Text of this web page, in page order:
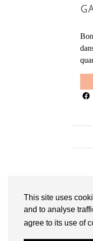
This site uses
and to analyse
agree to its use of